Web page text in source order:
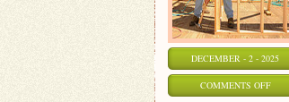
DECEMBER - 2 - 2025
COMMENTS OFFON